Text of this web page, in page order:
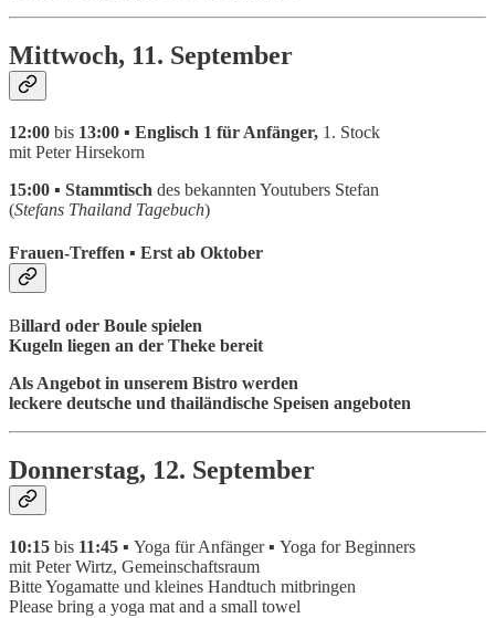
Mittwoch, 11. September
12:00 bis 13:00 ▪ Englisch 1 für Anfänger, 1. Stock
mit Peter Hirsekorn
15:00 ▪ Stammtisch des bekannten Youtubers Stefan
(Stefans Thailand Tagebuch)
Frauen-Treffen ▪ Erst ab Oktober
Billard oder Boule spielen
Kugeln liegen an der Theke bereit
Als Angebot in unserem Bistro werden
leckere deutsche und thailändische Speisen angeboten
Donnerstag, 12. September
10:15 bis 11:45 ▪ Yoga für Anfänger▪ Yoga for Beginners
mit Peter Wirtz, Gemeinschaftsraum
Bitte Yogamatte und kleines Handtuch mitbringen
Please bring a yoga mat and a small towel